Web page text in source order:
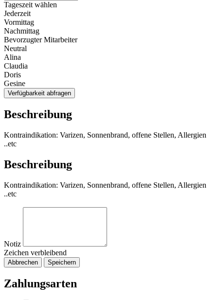
Tageszeit wählen
Jederzeit
Vormittag
Nachmittag
Bevorzugter Mitarbeiter
Neutral
Alina
Claudia
Doris
Gesine
Verfügbarkeit abfragen
Beschreibung
Kontraindikation: Varizen, Sonnenbrand, offene Stellen, Allergien
..etc
Beschreibung
Kontraindikation: Varizen, Sonnenbrand, offene Stellen, Allergien
..etc
Notiz
Zeichen verbleibend
Abbrechen Speichern
Zahlungsarten